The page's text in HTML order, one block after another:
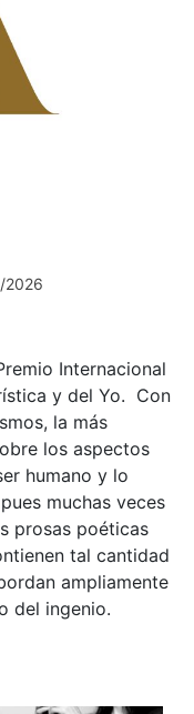
2026
Internacional
y del Yo. Con
la más
los aspectos
humano y lo
muchas veces
prosas poéticas
tal cantidad
ampliamente
del ingenio.